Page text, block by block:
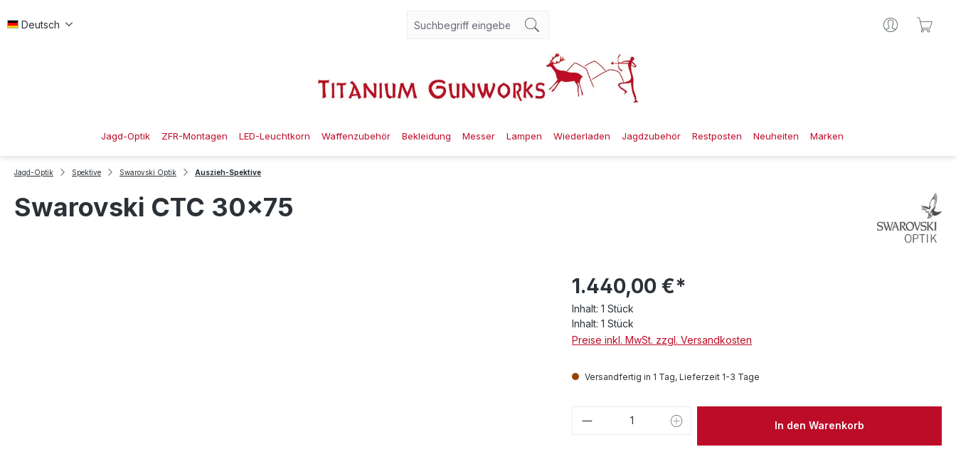
Deutsch
Jagd-Optik ZFR-Montagen LED-Leuchtkorn Waffenzubehör Bekleidung Messer Lampen Wiederladen Jagdzubehör Restposten Neuheiten Marken
Jagd-Optik Spektive Swarovski Optik Auszieh-Spektive
Swarovski CTC 30x75
1.440,00 €*
Inhalt: 1 Stück
Inhalt: 1 Stück
Preise inkl. MwSt. zzgl. Versandkosten
Versandfertig in 1 Tag, Lieferzeit 1-3 Tage
Produkt Anzahl: Gib den gewünschten Wert
In den Warenkorb